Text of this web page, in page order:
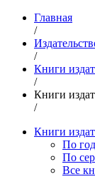
Главная
/
/
Книги
/
Книги
/
Книги
По
По
Все